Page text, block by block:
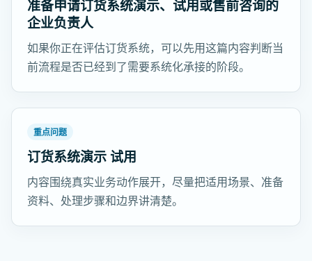
准备申请订货系统演示、试用或售前咨询的
企业负责人
如果你正在评估订货系统，可以先用这篇内容判断当
前流程是否已经到了需要系统化承接的阶段。
重点问题
订货系统演示 试用
内容围绕真实业务动作展开，尽量把适用场景、准备
资料、处理步骤和边界讲清楚。